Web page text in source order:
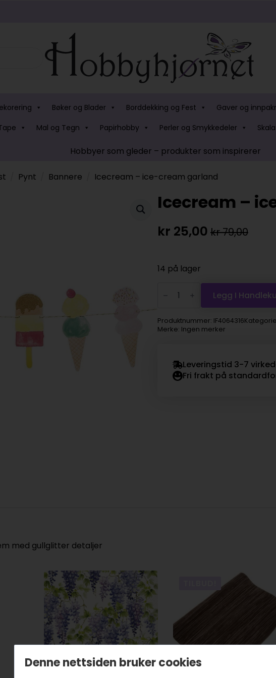
Bøker og Blader Borddekking og Fest Gaver og
Mal og Tegn Papirhobby Perler og Smykkedeler
Hobbyer som gleder – produkter som inspirerer
Pynt Bannere Icecream – ice-cream garland
Icecream –
kr79,00
Opprinnelig
var:
kr 79,00.
kr 25,00
Nåværende
er:
kr 25,00.
14 på lager
garland
antall
Legg I
Produktnummer: IF4064316
Merke: Ingen merker
Leveringstid 3-7
Fri frakt på
med gullglitter detaljer
Denne nettsiden bruker cookies